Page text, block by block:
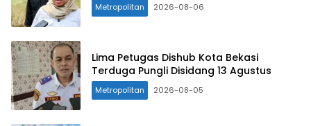
Metropolitan 2026-08-06
Lima Petugas Dishub Kota Bekasi
Terduga Pungli Disidang 13 Agustus
Metropolitan 2026-08-05